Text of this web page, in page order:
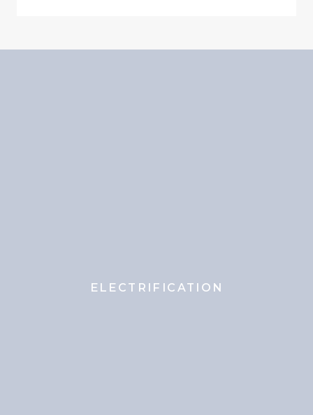
garantissant des performances fiables en
ELECTRIFICATION